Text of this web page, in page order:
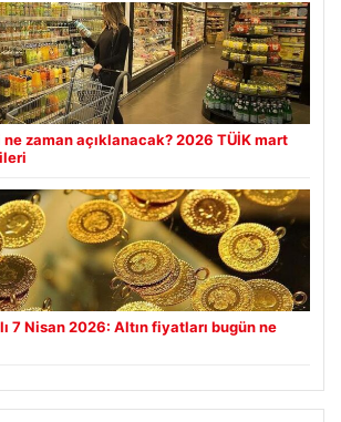
zaman açıklanacak? 2026 TÜİK mart
7 Nisan 2026: Altın fiyatları bugün ne